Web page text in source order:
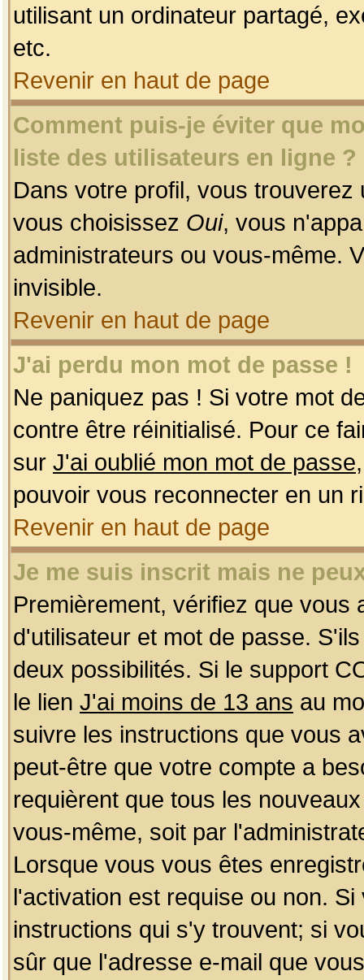
utilisant un ordinateur partagé,
etc.
Revenir en haut de page
Comment puis-je éviter que
liste des utilisateurs en ligne ?
Dans votre profil, vous
vous choisissez Oui, vous
administrateurs ou vous-même.
invisible.
Revenir en haut de page
J'ai perdu mon mot de passe !
Ne paniquez pas ! Si votre mot
contre être réinitialisé. Pour ce
sur J'ai oublié mon mot de passe
pouvoir vous reconnecter en un
Revenir en haut de page
Je me suis inscrit mais ne
Premièrement, vérifiez que
d'utilisateur et mot de passe.
deux possibilités. Si le support
le lien J'ai moins de 13 ans au
suivre les instructions que vous
peut-être que votre compte a
requièrent que tous les
vous-même, soit par
Lorsque vous vous êtes
l'activation est requise ou non.
instructions qui s'y trouvent; si
sûr que l'adresse e-mail que